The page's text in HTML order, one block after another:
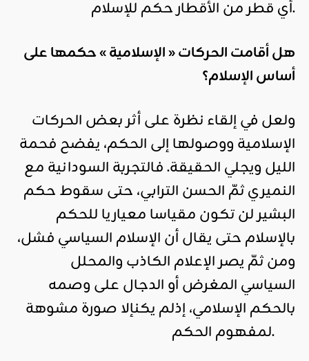
أي قطر من الأقطار حكم للإسلام.
هل أقامت الحركات « الإسلامية » حكمها على
أساس الإسلام؟
الإسلامية ووصولها إلى الحكم، يفضح فحمة
الليل ويجلي الحقيقة. فالتجربة السودانية مع
النميري ثمّ الحسن الترابي، حتى سقوط حكم
البشير لن تكون مقياسا معياريا للحكم
بالإسلام حتى يقال أن الإسلام السياسي فشل،
ومن ثمّ يصر الإعلام الكاذب والمحلل
السياسي المغرض أو الدجال على وصمه
بالحكم الإسلامي، إذلم يكنإلا صورة مشوهة
لمفهوم الحكم.